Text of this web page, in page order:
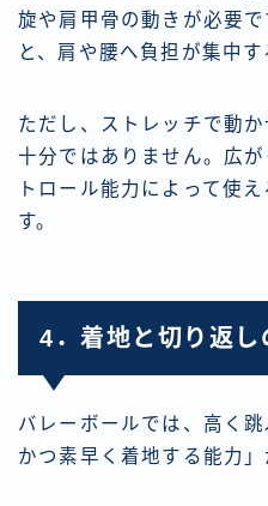
旋や肩甲骨の動きが必要
と、肩や腰へ負担が集中す
ただし、ストレッチで動
十分ではありません。広
トロール能力によって使
す。
4．着地と切り返し
バレーボールでは、高く
かつ素早く着地する能力」